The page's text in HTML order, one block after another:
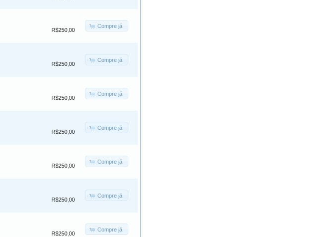
R$250,00
Compre já
R$250,00
Compre já
R$250,00
Compre já
R$250,00
Compre já
R$250,00
Compre já
R$250,00
Compre já
R$250,00
Compre já